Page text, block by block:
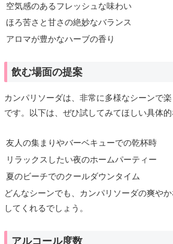
空気感のあるフレッシュな味わい
ほろ苦さと甘さの絶妙なバランス
アロマが豊かなハーブの香り
飲む場面の提案
カンパリソーダは、非常に多様なシーンで
です。以下は、ぜひ試してみてほしい具体的
友人の集まりやバーベキューでの乾杯時
リラックスしたい夜のホームパーティー
夏のビーチでのクールダウンタイム
どんなシーンでも、カンパリソーダの爽や
してくれるでしょう。
アルコール度数